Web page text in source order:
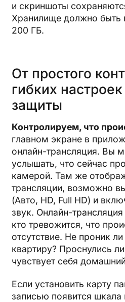
и скриншоты
Хранилище должно быть
200 ГБ.
От простого
гибких
защиты
Контролируем, что
главном экране в
онлайн-трансляция. Вы
услышать, что сейчас
камерой. Там же
трансляции, возможно
(Авто, HD, Full HD) и
звук. Онлайн-
кто тревожится, что
отсутствие. Не проник
квартиру? Проснулись
чувствует себя
Если установить карту
записью появится